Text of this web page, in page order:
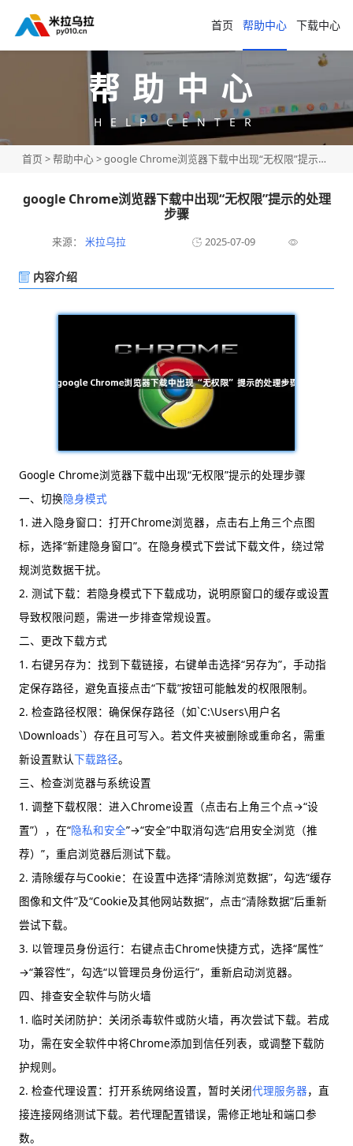
首页 帮助中心 下载中心
帮助中心
HELP CENTER
首页 >帮助中心> google Chrome浏览器下载中出现“无权限”提示的处理步骤
google Chrome浏览器下载中出现“无权限”提示的处理
步骤
来源： 米拉乌拉 2025-07-09
内容介绍
Google Chrome浏览器下载中出现“无权限”提示的处理步骤
一、切换隐身模式
1. 进入隐身窗口：打开Chrome浏览器，点击右上角三个点图
标，选择“新建隐身窗口”。在隐身模式下尝试下载文件，绕过常
规浏览数据干扰。
2. 测试下载：若隐身模式下下载成功，说明原窗口的缓存或设置
导致权限问题，需进一步排查常规设置。
二、更改下载方式
1. 右键另存为：找到下载链接，右键单击选择“另存为”，手动指
定保存路径，避免直接点击“下载”按钮可能触发的权限限制。
2. 检查路径权限：确保保存路径（如`C:\Users\用户名
\Downloads`）存在且可写入。若文件夹被删除或重命名，需重
新设置默认下载路径。
三、检查浏览器与系统设置
1. 调整下载权限：进入Chrome设置（点击右上角三个点→“设
置”），在“隐私和安全”→“安全”中取消勾选“启用安全浏览（推
荐）”，重启浏览器后测试下载。
2. 清除缓存与Cookie：在设置中选择“清除浏览数据”，勾选“缓存
图像和文件”及“Cookie及其他网站数据”，点击“清除数据”后重新
尝试下载。
3. 以管理员身份运行：右键点击Chrome快捷方式，选择“属性”
→“兼容性”，勾选“以管理员身份运行”，重新启动浏览器。
四、排查安全软件与防火墙
1. 临时关闭防护：关闭杀毒软件或防火墙，再次尝试下载。若成
功，需在安全软件中将Chrome添加到信任列表，或调整下载防
护规则。
2. 检查代理设置：打开系统网络设置，暂时关闭代理服务器，直
接连接网络测试下载。若代理配置错误，需修正地址和端口参
数。